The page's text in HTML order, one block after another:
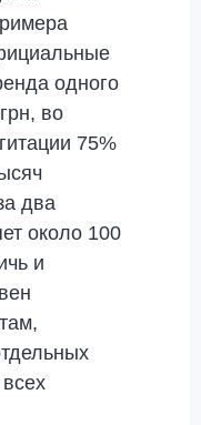
одного
во
75%
два
около 100
и